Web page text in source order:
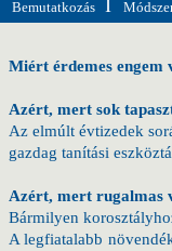
Bemutatkozás I
Miért érdemes engem
Azért, mert sok
Az elmúlt évtizedek
gazdag tanítási
Azért, mert rugalmas
Bármilyen
A legfiatalabb